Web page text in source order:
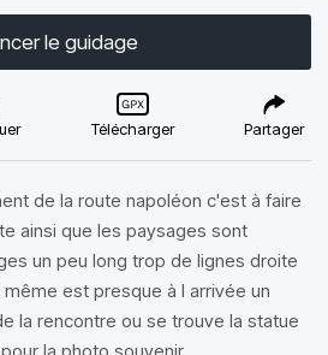
le guidage
Télécharger Partager
de la route napoléon c'est à faire
ainsi que les paysages sont
un peu long trop de lignes droite
est presque à l arrivée un
la rencontre ou se trouve la statue